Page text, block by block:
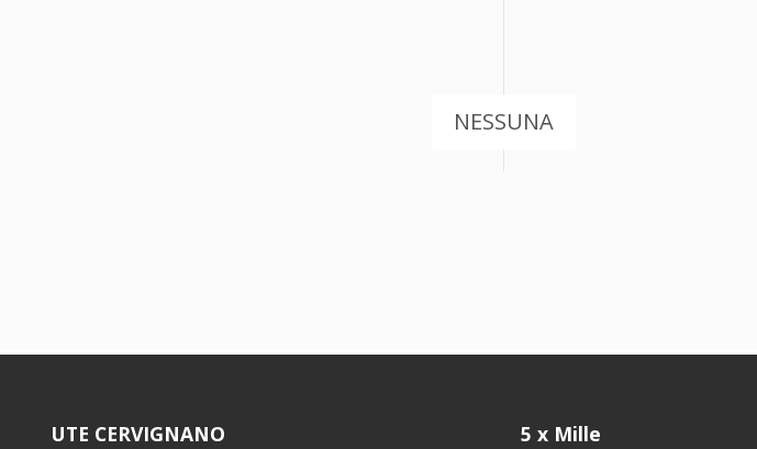
NESSUNA
UTE CERVIGNANO 5 x Mille